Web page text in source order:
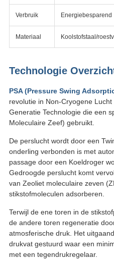
Verbruik Energiebesparend
Materiaal Koolstofstaal/
Technologie
PSA (Pressure Swing
revolutie in Non-Cryogene
Generatie Technologie die een
Moleculaire Zeef) gebruikt.
De perslucht wordt door een
onderling verbonden is met
passage door een Koeldroger
Gedroogde perslucht komt
van Zeoliet moleculaire zeven
stikstofmoleculen adsorberen.
Terwijl de ene toren in de
de andere toren regeneratie
atmosferische druk. Het
drukvat gestuurd waar een
met een tegendrukregelaar.